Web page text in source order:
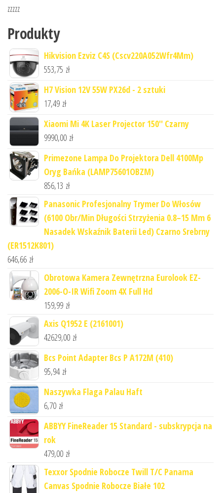
zzzzz
Produkty
Hikvision Ezviz C4S (Cscv220A052Wfr4Mm)
553,75 zł
H7 Vision 12V 55W PX26d - 2 sztuki
17,49 zł
Xiaomi Mi 4K Laser Projector 150'' Czarny
9990,00 zł
Primezone Lampa Do Projektora Dell 4100Mp
Oryg Bańka (LAMP75601OBZM)
856,13 zł
Panasonic Profesjonalny Trymer Do Włosów
(6100 Obr/Min Długości Strzyżenia 0.8–15 Mm 6
Nasadek Wskaźnik Baterii Led) Czarno Srebrny
(ER1512K801)
646,66 zł
Obrotowa Kamera Zewnętrzna Eurolook EZ-
2006-O-IR Wifi Zoom 4X Full Hd
159,99 zł
Axis Q1952 E (2161001)
42629,00 zł
Bcs Point Adapter Bcs P A172M (410)
95,94 zł
Naszywka Flaga Palau Haft
6,70 zł
ABBYY FineReader 15 Standard - subskrypcja na
rok
479,00 zł
Texxor Spodnie Robocze Twill T/C Panama
Canvas Spodnie Robocze Białe 102